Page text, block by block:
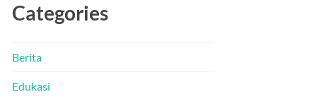
Categories
Berita
Edukasi